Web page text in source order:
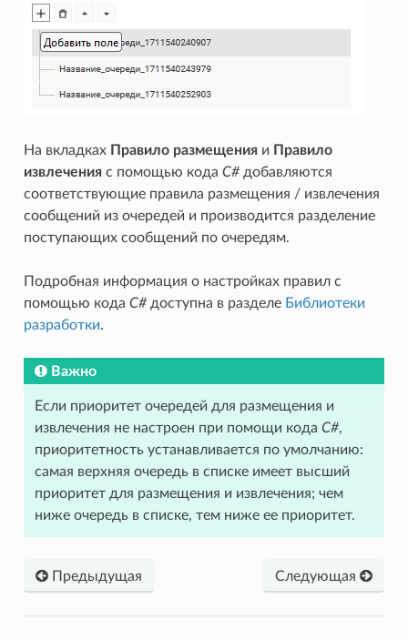
На вкладках Правило размещенияи Правило
извлеченияс помощью кода C#добавляются
соответствующие правила размещения / извлечения
сообщений из очередей и производится разделение
поступающих сообщений по очередям.
Подробная информация о настройках правил с
помощью кода C#доступна в разделе Библиотеки
разработки.
Важно
Если приоритет очередей для размещения и
извлечения не настроен при помощи кода C#,
приоритетность устанавливается по умолчанию:
самая верхняя очередь в списке имеет высший
приоритет для размещения и извлечения; чем
ниже очередь в списке, тем ниже ее приоритет.
Предыдущая Следующая